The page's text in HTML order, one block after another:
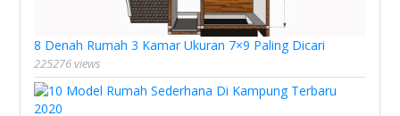
8 Denah Rumah 3 Kamar Ukuran 7×9 Paling Dicari
225276 views